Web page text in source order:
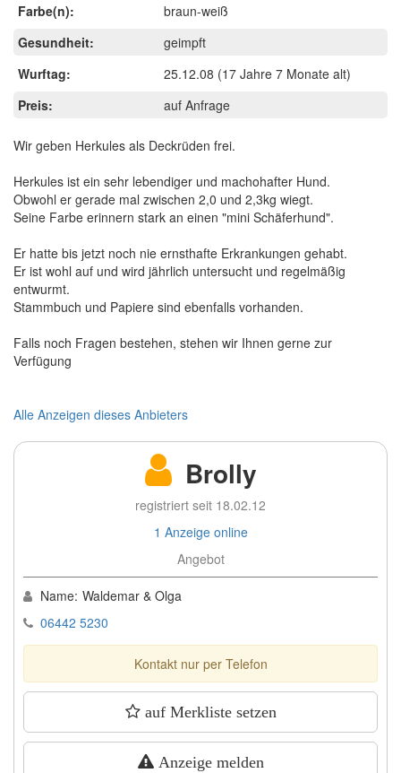
Farbe(n):
braun-weiß
Gesundheit:
geimpft
Wurftag:
25.12.08 (17 Jahre 7 Monate alt)
Preis:
auf Anfrage
Wir geben Herkules als Deckrüden frei.
Herkules ist ein sehr lebendiger und machohafter Hund.
Obwohl er gerade mal zwischen 2,0 und 2,3kg wiegt.
Seine Farbe erinnern stark an einen "mini Schäferhund".
Er hatte bis jetzt noch nie ernsthafte Erkrankungen gehabt.
Er ist wohl auf und wird jährlich untersucht und regelmäßig
entwurmt.
Stammbuch und Papiere sind ebenfalls vorhanden.
Falls noch Fragen bestehen, stehen wir Ihnen gerne zur
Verfügung
Alle Anzeigen dieses Anbieters
Brolly
registriert seit 18.02.12
1 Anzeige online
Angebot
Name: Waldemar & Olga
06442 5230
Kontakt nur per Telefon
auf Merkliste setzen
Anzeige melden